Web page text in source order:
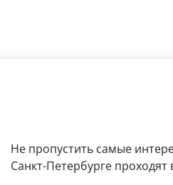
Не пропустить самые
Санкт-Петербурге